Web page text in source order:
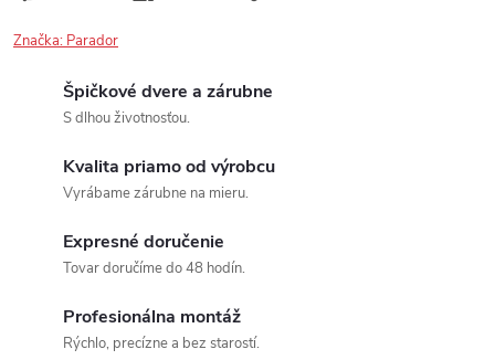
Značka: Parador
Špičkové dvere a zárubne
S dlhou životnosťou.
Kvalita priamo od výrobcu
Vyrábame zárubne na mieru.
Expresné doručenie
Tovar doručíme do 48 hodín.
Profesionálna montáž
Rýchlo, precízne a bez starostí.